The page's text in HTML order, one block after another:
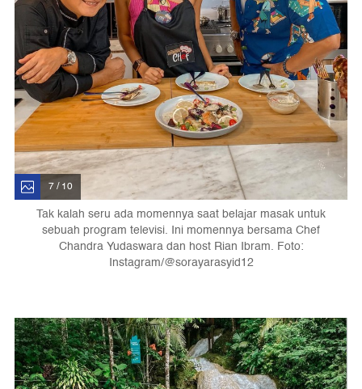
7 / 10
Tak kalah seru ada momennya saat belajar masak untuk
sebuah program televisi. Ini momennya bersama Chef
Chandra Yudaswara dan host Rian Ibram. Foto:
Instagram/@sorayarasyid12